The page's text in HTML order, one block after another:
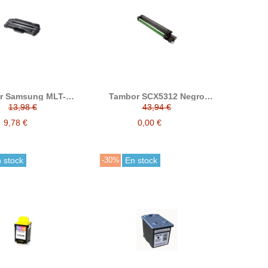
Samsung MLT-
Negro compatible a
D1052L/EL
13,98 €
9,78 €
Tambor SCX5312 Negro
compatible reemplaza a
SCX-5315R2/ELS
43,94 €
0,00 €
stock -30% En stock